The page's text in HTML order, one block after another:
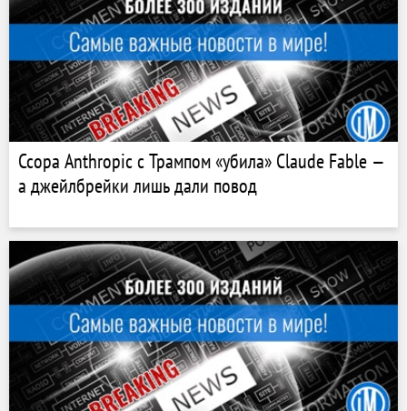
Ссора Anthropic с Трампом «убила» Claude Fable —
а джейлбрейки лишь дали повод